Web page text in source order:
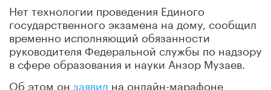
Нет технологии проведения Единого
государственного экзамена на дому, сообщил
временно исполняющий обязанности
руководителя Федеральной службы по надзору
в сфере образования и науки Анзор Музаев.
Об этом он заявил на онлайн-марафоне